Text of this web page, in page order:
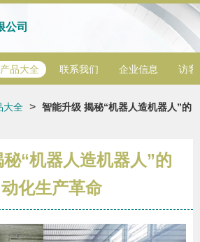
公司
产品大全 联系我们 企业信息 访客
大全 > 智能升级 揭秘“机器人造机器人”的
“机器人造机器人”的
化生产革命